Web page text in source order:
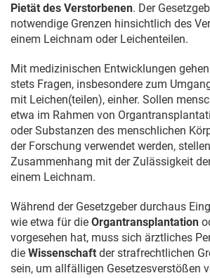
Pietät des Verstorbenen. Der
notwendige Grenzen hinsichtlich des
einem Leichnam oder Leichenteilen.
Mit medizinischen Entwicklungen
stets Fragen, insbesondere zum
mit Leichen(teilen), einher. Sollen
etwa im Rahmen von
oder Substanzen des menschlichen
der Forschung verwendet werden,
Zusammenhang mit der Zulässigkeit
einem Leichnam.
Während der Gesetzgeber durchaus
wie etwa für die Organtransplantation
vorgesehen hat, muss sich ärztliches
die Wissenschaft der strafrechtlichen
sein, um allfälligen Gesetzesverstößen